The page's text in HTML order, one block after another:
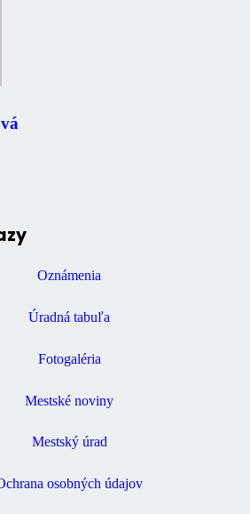
Oznámenia
Úradná tabuľa
Fotogaléria
Mestské noviny
Mestský úrad
osobných údajov